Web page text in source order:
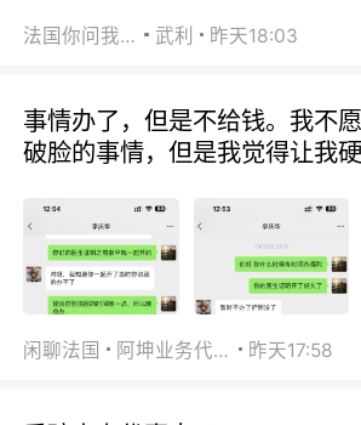
法国你问我答 武利 昨天18:03
事情办了，但是不给钱。我不
破脸的事情，但是我觉得让我
闲聊法国 阿坤业务代办 昨天17:58